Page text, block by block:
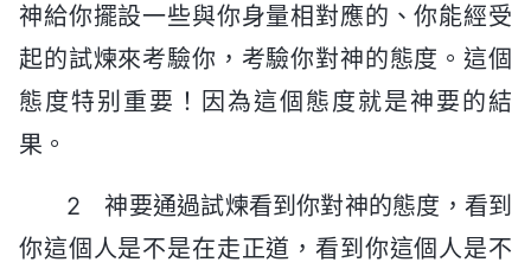
神給你擺設一些與你身量相對應的、你能經受
起的試煉來考驗你，考驗你對神的態度。這個
態度特别重要！因為這個態度就是神要的結
果。
2 神要通過試煉看到你對神的態度，看到
你這個人是不是在走正道，看到你這個人是不